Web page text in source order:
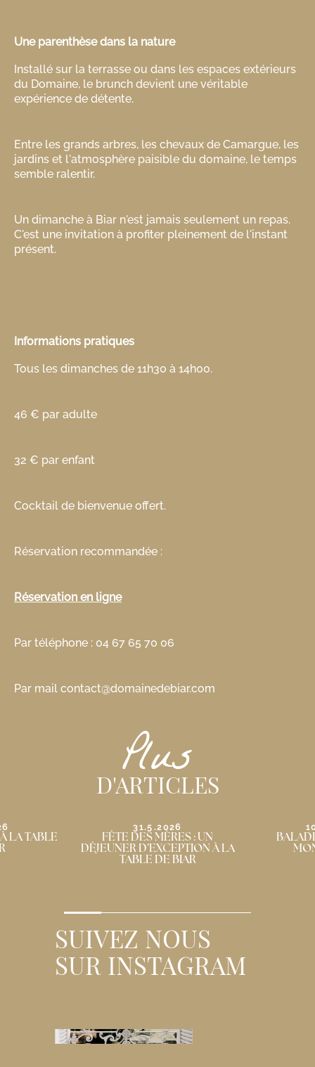
Une parenthèse dans la nature
Installé sur la terrasse ou dans les espaces extérieurs
du Domaine, le brunch devient une véritable
expérience de détente.
Entre les grands arbres, les chevaux de Camargue, les
jardins et l'atmosphère paisible du domaine, le temps
semble ralentir.
Un dimanche à Biar n'est jamais seulement un repas.
C'est une invitation à profiter pleinement de l'instant
présent.
Informations pratiques
Tous les dimanches de 11h30 à 14h00.
46 € par adulte
32 € par enfant
Cocktail de bienvenue offert.
Réservation recommandée :
Réservation en ligne
Par téléphone : 04 67 65 70 06
Par mail contact@domainedebiar.com
Plus
D'ARTICLES
: UN
À LA
10.5.2026
BALADE AU GRÈS DE
MONTPELLIER
LE
SUIVEZ NOUS
SUR INSTAGRAM